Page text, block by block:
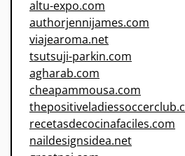
altu-expo.com
authorjennijames.com
viajearoma.net
tsutsuji-parkin.com
agharab.com
cheapammousa.com
recetasdecocinafaciles.com
naildesignsidea.net